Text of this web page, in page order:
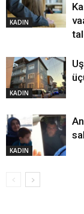
KADIN
KADIN
KADIN